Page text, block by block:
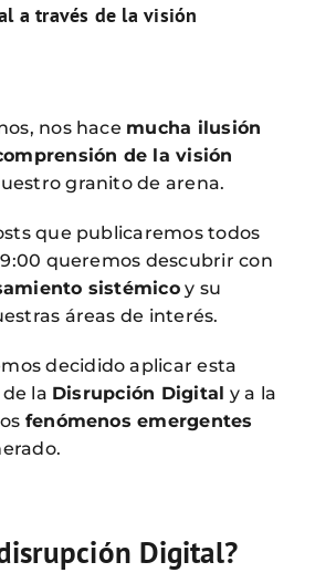
a través de la visión
nos hace mucha ilusión
de la visión
granito de arena.
que publicaremos todos
queremos descubrir con
sistémicoy su
áreas de interés.
decidido aplicar esta
la Disrupción Digital y a la
fenómenos emergentes
Digital?